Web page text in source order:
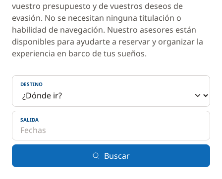
vuestro presupuesto y de vuestros deseos de
evasión. No se necesitan ninguna titulación o
habilidad de navegación. Nuestro asesores están
disponibles para ayudarte a reservar y organizar la
experiencia en barco de tus sueños.
DESTINO
SALIDA
Buscar